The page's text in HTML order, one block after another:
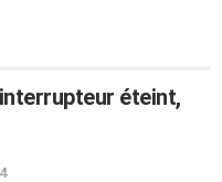
éteint,